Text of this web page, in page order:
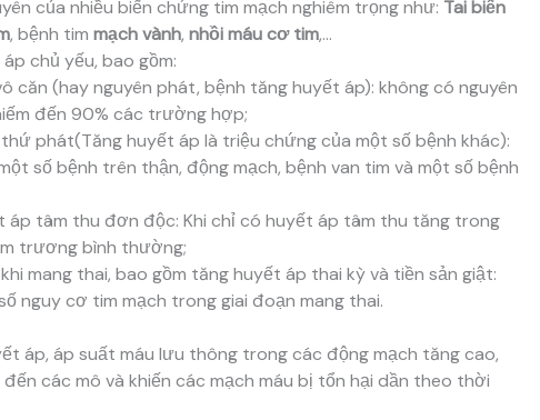
của nhiều biến chứng tim mạch nghiêm trọng như: Tai biến
, bệnh tim mạch vành, nhồi máu cơ tim,…
chủ yếu, bao gồm:
căn (hay nguyên phát, bệnh tăng huyết áp): không có nguyên
đến 90% các trường hợp;
phát(Tăng huyết áp là triệu chứng của một số bệnh khác):
số bệnh trên thận, động mạch, bệnh van tim và một số bệnh
áp tâm thu đơn độc: Khi chỉ có huyết áp tâm thu tăng trong
trương bình thường;
mang thai, bao gồm tăng huyết áp thai kỳ và tiền sản giật:
nguy cơ tim mạch trong giai đoạn mang thai.
áp, áp suất máu lưu thông trong các động mạch tăng cao,
các mô và khiến các mạch máu bị tổn hại dần theo thời